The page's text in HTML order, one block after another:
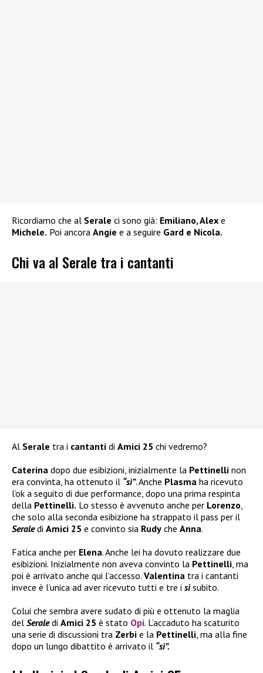
Ricordiamo che al Serale ci sono già: Emiliano, Alex e
Michele. Poi ancora Angie e a seguire Gard e Nicola.
Chi va al Serale tra i cantanti
Al Serale tra i cantanti di Amici 25 chi vedremo?
Caterina dopo due esibizioni, inizialmente la Pettinelli non
era convinta, ha ottenuto il “sì”. Anche Plasma ha ricevuto
l’ok a seguito di due performance, dopo una prima respinta
della Pettinelli. Lo stesso è avvenuto anche per Lorenzo
che solo alla seconda esibizione ha strappato il pass per il
Seraledi Amici 25 e convinto sia Rudy che Anna.
Fatica anche per Elena. Anche lei ha dovuto realizzare due
esibizioni. Inizialmente non aveva convinto la Pettinelli , ma
poi è arrivato anche qui l’accesso. Valentina tra i cantanti
invece è l’unica ad aver ricevuto tutti e tre i sìsubito.
Colui che sembra avere sudato di più e ottenuto la maglia
del Seraledi Amici 25 è stato Opi. L’accaduto ha scaturito
una serie di discussioni tra Zerbi e la Pettinelli , ma alla fine
dopo un lungo dibattito è arrivato il “sì”.